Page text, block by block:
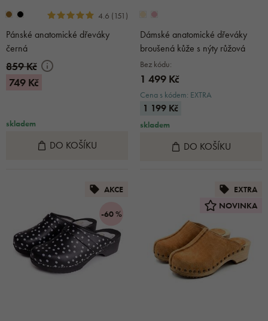
4.6 (151)
Pánské anatomické dřeváky
černá
859 Kč
749 Kč
skladem
DO KOŠÍKU
Dámské anatomické dřeváky
broušená kůže s nýty růžová
Bez kódu:
1 499 Kč
Cena s kódem: EXTRA
1 199 Kč
skladem
DO KOŠÍKU
AKCE
-60 %
EXTRA
NOVINKA